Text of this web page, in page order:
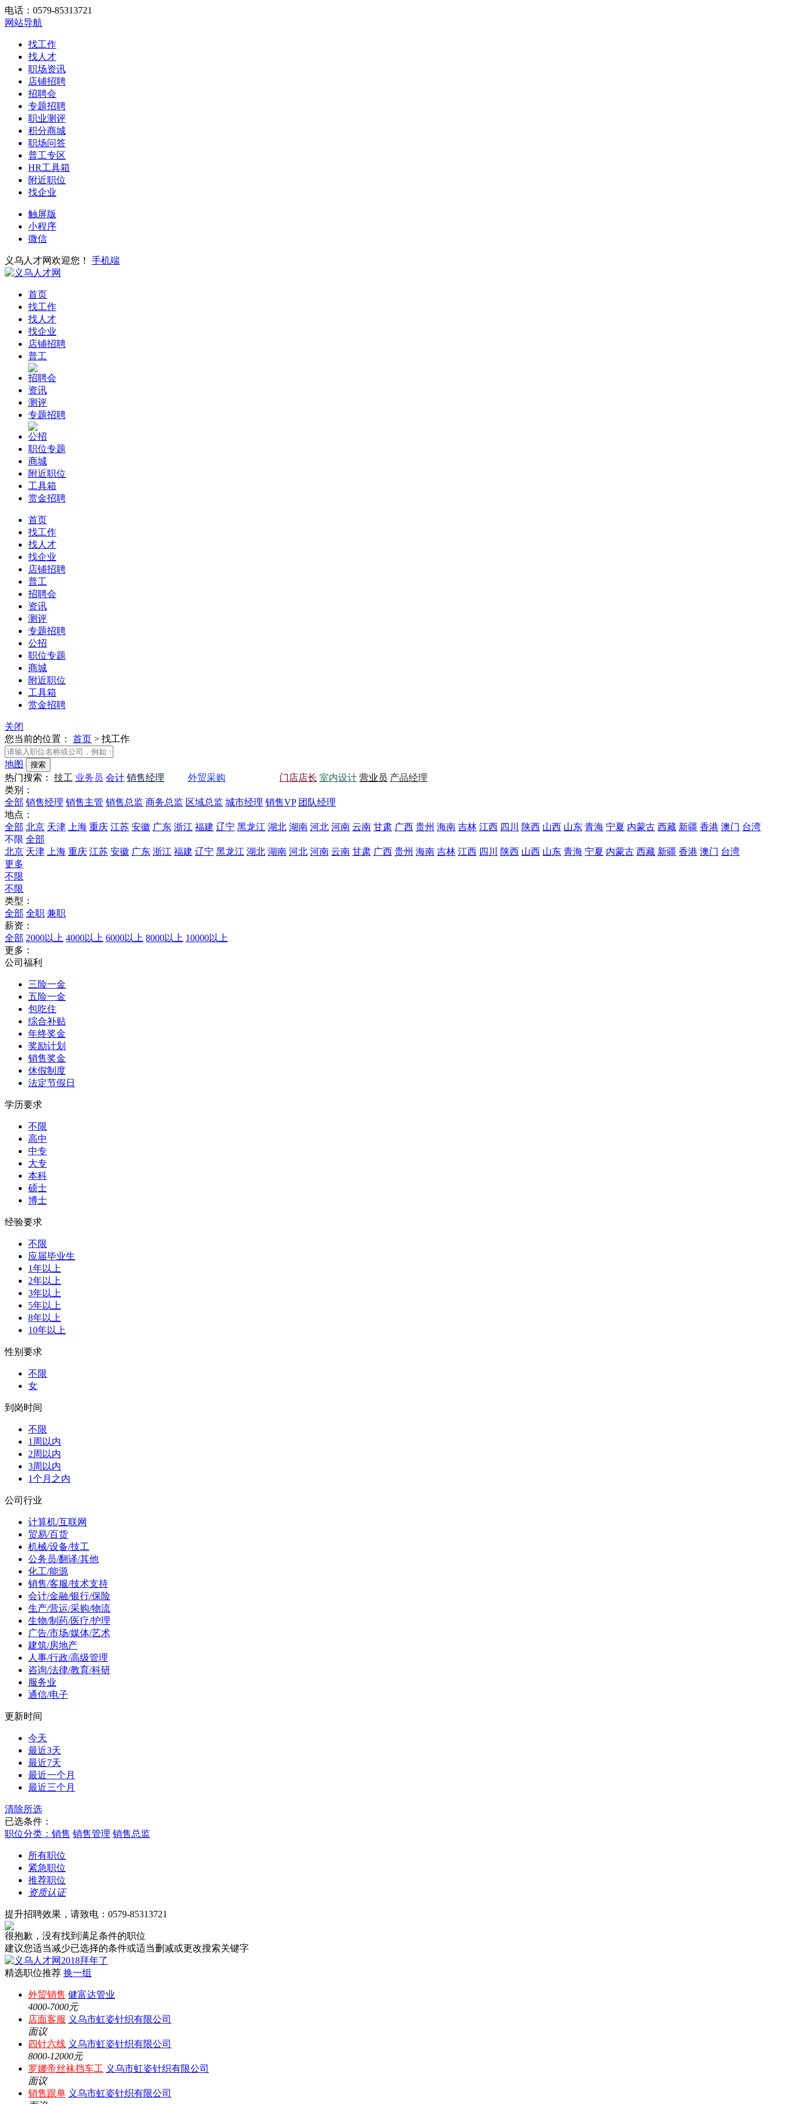
电话：0579-85313721
网站导航
找工作
找人才
职场资讯
店铺招聘
招聘会
专题招聘
职业测评
积分商城
职场问答
普工专区
HR工具箱
附近职位
找企业
触屏版
小程序
微信
义乌人才网欢迎您！ 手机端
首页
找工作
找人才
找企业
店铺招聘
普工
招聘会
资讯
测评
专题招聘
公招
职位专题
商城
附近职位
工具箱
赏金招聘
首页
找工作
找人才
找企业
店铺招聘
普工
招聘会
资讯
测评
专题招聘
公招
职位专题
商城
附近职位
工具箱
赏金招聘
关闭
您当前的位置： 首页 > 找工作
地图
热门搜索： 技工 业务员 会计 销售经理 外贸采购 门店店长 室内设计 营业员 产品经理
类别：
全部 销售经理 销售主管 销售总监 商务总监 区域总监 城市经理 销售VP 团队经理
地点：
全部 北京 天津 上海 重庆 江苏 安徽 广东 浙江 福建 辽宁 黑龙江 湖北 湖南 河北 河南 云南 甘肃 广西 贵州 海南 吉林 江西 四川 陕西 山西 山东 青海 宁夏 内蒙古 西藏 新疆 香港 澳门 台湾
不限 全部
北京 天津 上海 重庆 江苏 安徽 广东 浙江 福建 辽宁 黑龙江 湖北 湖南 河北 河南 云南 甘肃 广西 贵州 海南 吉林 江西 四川 陕西 山西 山东 青海 宁夏 内蒙古 西藏 新疆 香港 澳门 台湾
更多
不限
不限
类型：
全部 全职 兼职
薪资：
全部 2000以上 4000以上 6000以上 8000以上 10000以上
更多：
公司福利
三险一金
五险一金
包吃住
综合补贴
年终奖金
奖励计划
销售奖金
休假制度
法定节假日
学历要求
不限
高中
中专
大专
本科
硕士
博士
经验要求
不限
应届毕业生
1年以上
2年以上
3年以上
5年以上
8年以上
10年以上
性别要求
不限
女
到岗时间
不限
1周以内
2周以内
3周以内
1个月之内
公司行业
计算机/互联网
贸易/百货
机械/设备/技工
公务员/翻译/其他
化工/能源
销售/客服/技术支持
会计/金融/银行/保险
生产/营运/采购/物流
生物/制药/医疗/护理
广告/市场/媒体/艺术
建筑/房地产
人事/行政/高级管理
咨询/法律/教育/科研
服务业
通信/电子
更新时间
今天
最近3天
最近7天
最近一个月
最近三个月
清除所选
已选条件：
职位分类：销售 销售管理 销售总监
所有职位
紧急职位
推荐职位
资质认证
提升招聘效果，请致电：0579-85313721
很抱歉，没有找到满足条件的职位
建议您适当减少已选择的条件或适当删减或更改搜索关键字
精选职位推荐 换一组
外贸销售 健富达管业
4000-7000元
店面客服 义乌市虹姿针织有限公司
面议
四针六线 义乌市虹姿针织有限公司
8000-12000元
罗娜帝丝袜挡车工 义乌市虹姿针织有限公司
面议
销售跟单 义乌市虹姿针织有限公司